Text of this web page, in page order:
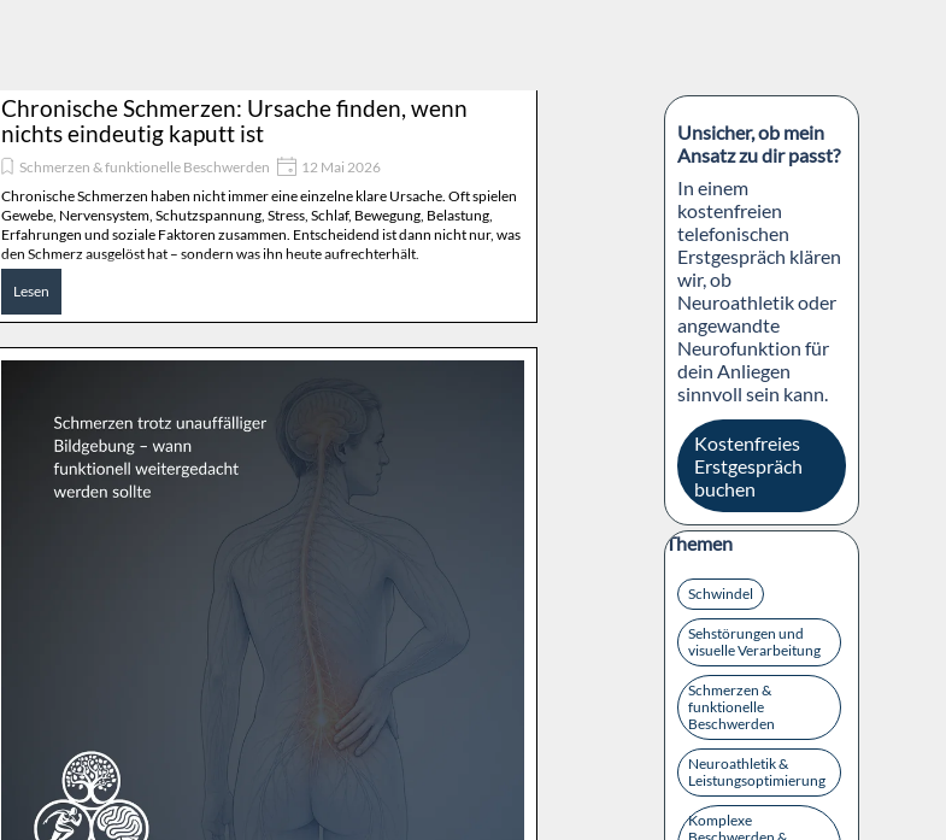
Chronische Schmerzen: Ursache finden, wenn
nichts eindeutig kaputt ist
Schmerzen & funktionelle Beschwerden
12 Mai 2026
Chronische Schmerzen haben nicht immer eine einzelne klare Ursache. Oft spielen
Gewebe, Nervensystem, Schutzspannung, Stress, Schlaf, Bewegung, Belastung,
Erfahrungen und soziale Faktoren zusammen. Entscheidend ist dann nicht nur, was
den Schmerz ausgelöst hat – sondern was ihn heute aufrechterhält.
Lesen
Block überspringen
Unsicher, ob mein
Ansatz zu dir passt?
In einem
kostenfreien
telefonischen
Erstgespräch klären
wir, ob
Neuroathletik oder
angewandte
Neurofunktion für
dein Anliegen
sinnvoll sein kann.
Kostenfreies
Erstgespräch
buchen
Block überspringen Themen
Themen
Schwindel
Sehstörungen und
visuelle Verarbeitung
Schmerzen &
funktionelle
Beschwerden
Neuroathletik &
Leistungsoptimierung
Komplexe